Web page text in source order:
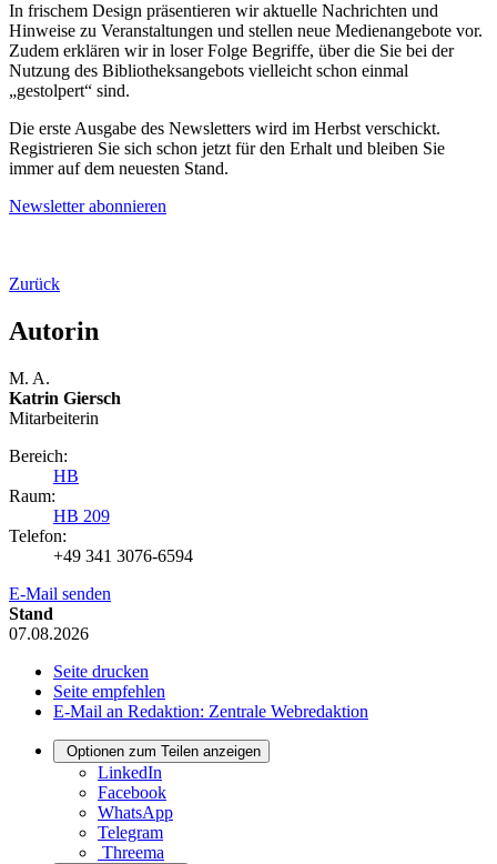
In frischem Design präsentieren wir aktuelle Nachrichten und
Hinweise zu Veranstaltungen und stellen neue Medienangebote vor.
Zudem erklären wir in loser Folge Begriffe, über die Sie bei der
Nutzung des Bibliotheksangebots vielleicht schon einmal
„gestolpert“ sind.
Die erste Ausgabe des Newsletters wird im Herbst verschickt.
Registrieren Sie sich schon jetzt für den Erhalt und bleiben Sie
immer auf dem neuesten Stand.
Newsletter abonnieren
Zurück
Autorin
M. A.
Katrin Giersch
Mitarbeiterin
Bereich:
HB
Raum:
HB 209
Telefon:
+49 341 3076-6594
E-Mail senden
Stand
07.08.2026
Seite drucken
Seite empfehlen
E-Mail an Redaktion: Zentrale Webredaktion
Optionen zum Teilen anzeigen
LinkedIn
Facebook
WhatsApp
Telegram
Threema